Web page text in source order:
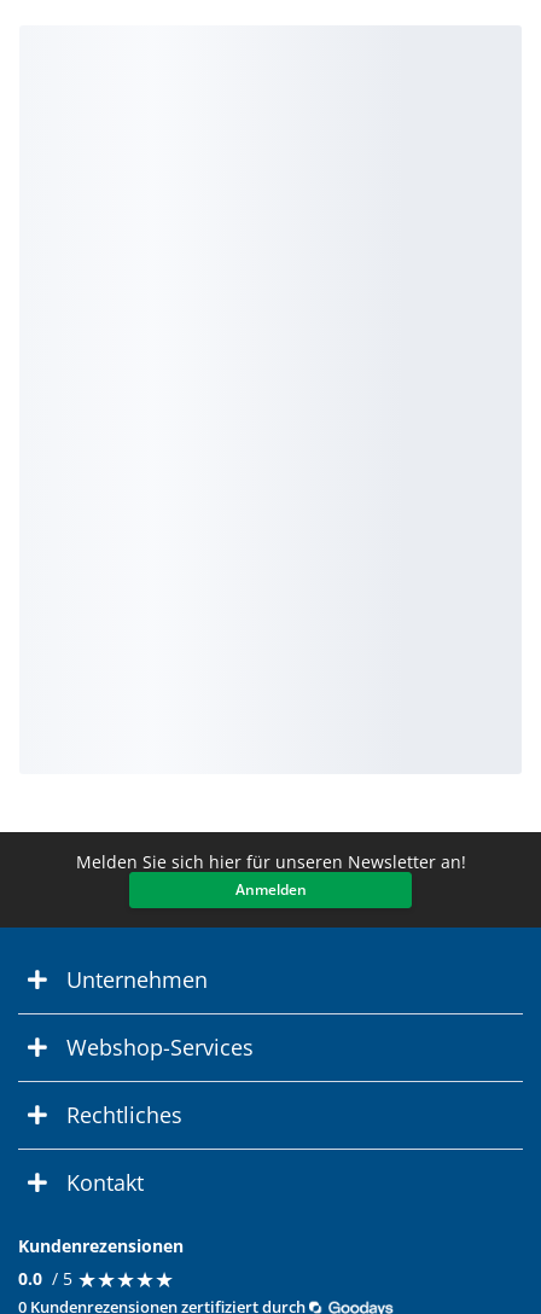
Melden Sie sich hier für unseren Newsletter an!
Anmelden
Unternehmen
Webshop-Services
Rechtliches
Kontakt
Kundenrezensionen
0.0 / 5 ★★★★★
★★★★★
0 Kundenrezensionen zertifiziert durch